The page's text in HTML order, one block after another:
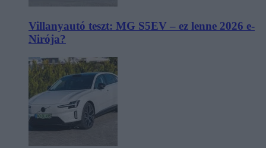
Villanyautó teszt: MG S5EV – ez lenne 2026 e-
Nirója?